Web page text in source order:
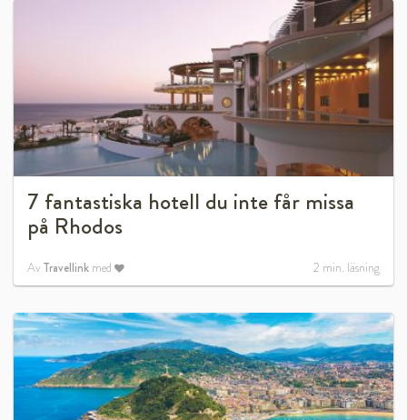
7 fantastiska hotell du inte får missa
på Rhodos
Av Travellink med 2 min. läsning